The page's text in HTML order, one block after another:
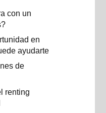
con un
en
ayudarte
de
renting